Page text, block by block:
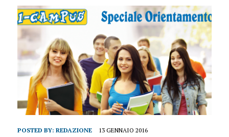
POSTED BY: REDAZIONE 13 GENNAIO 2016